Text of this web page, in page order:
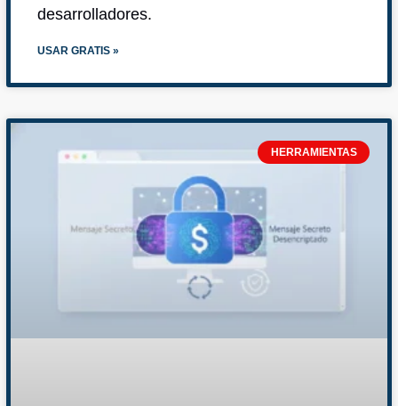
desarrolladores.
USAR GRATIS »
HERRAMIENTAS